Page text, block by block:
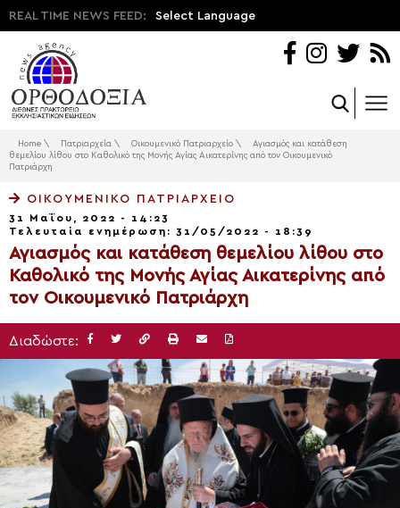
REAL TIME NEWS FEED: Select Language
Home \ Πατριαρχεία \ Οικουμενικό Πατριαρχείο \
Αγιασμός και κατάθεση
θεμελίου λίθου στο Καθολικό της Μονής Αγίας Αικατερίνης από τον Οικουμενικό
Πατριάρχη
ΟΙΚΟΥΜΕΝΙΚΌ ΠΑΤΡΙΑΡΧΕΊΟ
31 Μαΐου, 2022 - 14:23
Τελευταία ενημέρωση: 31/05/2022 - 18:39
Αγιασμός και κατάθεση θεμελίου λίθου στο
Καθολικό της Μονής Αγίας Αικατερίνης από
τον Οικουμενικό Πατριάρχη
Διαδώστε: